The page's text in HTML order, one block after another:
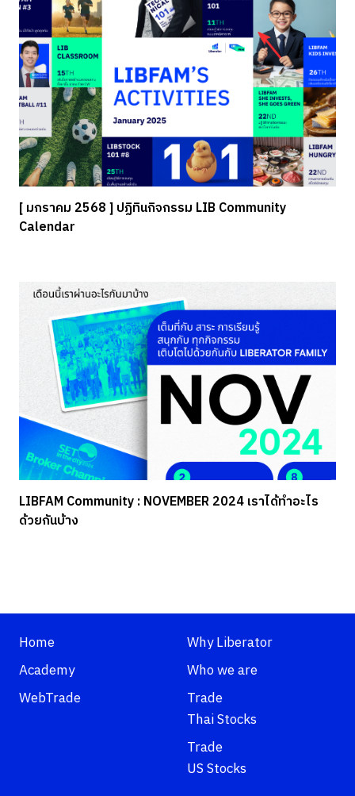
[ มกราคม 2568 ] ปฏิทินกิจกรรม LIB Community
Calendar
LIBFAM Community : NOVEMBER 2024 เราได้ทำอะไร
ด้วยกันบ้าง
Home
Academy
WebTrade
Why Liberator
Who we are
Trade
Thai Stocks
Trade
US Stocks